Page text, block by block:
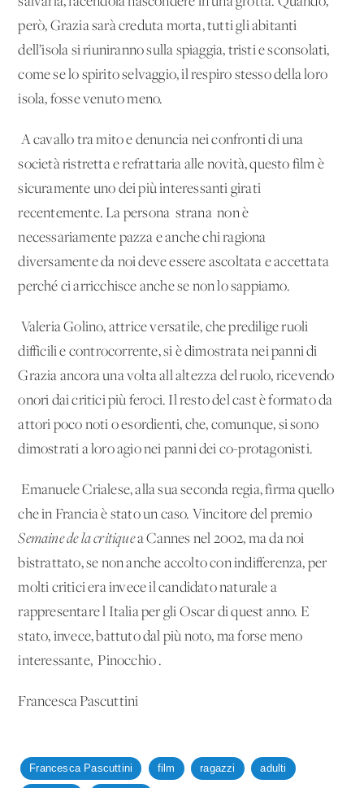
però, Grazia sarà creduta morta, tutti gli abitanti
dell’isola si riuniranno sulla spiaggia, tristi e sconsolati,
come se lo spirito selvaggio, il respiro stesso della loro
isola, fosse venuto meno.
A cavallo tra mito e denuncia nei confronti di una
società ristretta e refrattaria alle novità, questo film è
sicuramente uno dei più interessanti girati
recentemente. La persona 'strana' non è
necessariamente pazza e anche chi ragiona
diversamente da noi deve essere ascoltata e accettata
perché ci arricchisce anche se non lo sappiamo.
Valeria Golino, attrice versatile, che predilige ruoli
difficili e controcorrente, si è dimostrata nei panni di
Grazia ancora una volta all'altezza del ruolo, ricevendo
onori dai critici più feroci. Il resto del cast è formato da
attori poco noti o esordienti, che, comunque, si sono
dimostrati a loro agio nei panni dei co-protagonisti.
Emanuele Crialese, alla sua seconda regia, firma quello
che in Francia è stato un caso. Vincitore del premio
Semaine de la critiquea Cannes nel 2002, ma da noi
bistrattato, se non anche accolto con indifferenza, per
molti critici era invece il candidato naturale a
rappresentare l'Italia per gli Oscar di quest'anno. E'
stato, invece, battuto dal più noto, ma forse meno
interessante, 'Pinocchio'.
Francesca Pascuttini
Francesca Pascuttini film ragazzi adulti